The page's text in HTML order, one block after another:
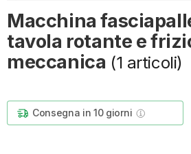
Macchina
tavola rotante e
meccanica (1 articoli)
Consegna in 10 giorni